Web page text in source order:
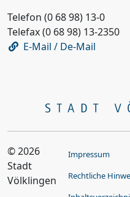
Telefon (0 68 98) 13-0
Telefax (0 68 98) 13-2350
E-Mail / De-Mail
© 2026
Stadt
Völklingen
Impressum
Rechtliche